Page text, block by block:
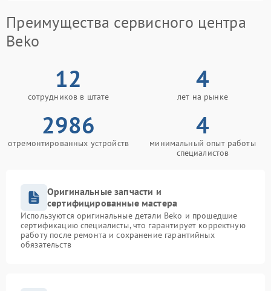
Преимущества сервисного центра
Beko
12
сотрудников в штате
4
лет на рынке
2986
отремонтированных устройств
4
минимальный опыт работы
специалистов
Оригинальные запчасти и
сертифицированные мастера
Используются оригинальные детали Beko и прошедшие
сертификацию специалисты, что гарантирует корректную
работу после ремонта и сохранение гарантийных
обязательств